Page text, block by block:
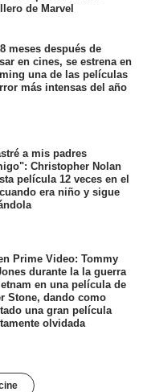
de Marvel
meses después de
en cines, se estrena en
una de las películas
más intensas del año
a mis padres
Christopher Nolan
película 12 veces en el
era niño y sigue
Prime Video: Tommy
durante la la guerra
en una película de
Stone, dando como
una gran película
olvidada